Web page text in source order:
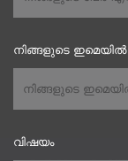
നിങ്ങളുടെ ഇമെയിൽ
വിഷയം